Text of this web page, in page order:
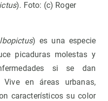
). Foto: (c) Roger
) es una especie
picaduras molestas y
si se dan
Vive en áreas urbanas,
característicos su color